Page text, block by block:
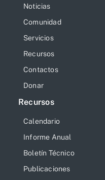
Noticias
Comunidad
Servicios
Recursos
Contactos
Donar
Recursos
Calendario
Informe Anual
Boletín Técnico
Publicaciones